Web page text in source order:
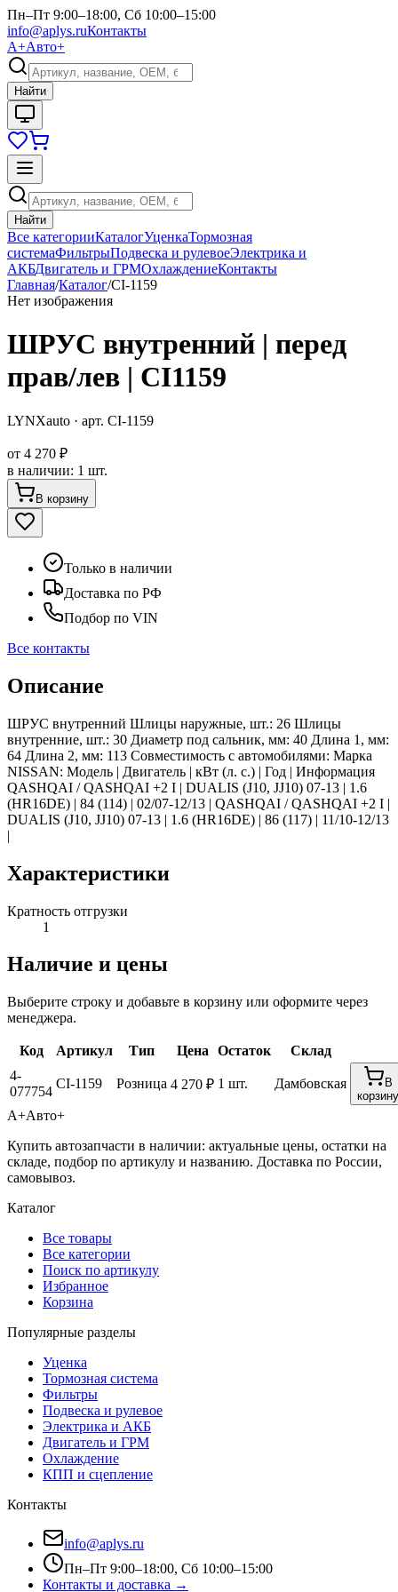
Пн–Пт 9:00–18:00, Сб 10:00–15:00
info@aplys.ruКонтакты
А+Авто+
Найти
Найти
Все категорииКаталогУценкаТормозная
системаФильтрыПодвеска и рулевоеЭлектрика и
АКБДвигатель и ГРМОхлаждениеКонтакты
Главная/Каталог/CI-1159
Нет изображения
ШРУС внутренний | перед
прав/лев | CI1159
LYNXauto · арт. CI-1159
от 4 270 ₽
в наличии: 1 шт.
В корзину
Только в наличии
Доставка по РФ
Подбор по VIN
Все контакты
Описание
ШРУС внутренний Шлицы наружные, шт.: 26 Шлицы
внутренние, шт.: 30 Диаметр под сальник, мм: 40 Длина 1, мм:
64 Длина 2, мм: 113 Совместимость с автомобилями: Марка
NISSAN: Модель | Двигатель | кВт (л. с.) | Год | Информация
QASHQAI / QASHQAI +2 I | DUALIS (J10, JJ10) 07-13 | 1.6
(HR16DE) | 84 (114) | 02/07-12/13 | QASHQAI / QASHQAI +2 I |
DUALIS (J10, JJ10) 07-13 | 1.6 (HR16DE) | 86 (117) | 11/10-12/13
|
Характеристики
Кратность отгрузки
1
Наличие и цены
Выберите строку и добавьте в корзину или оформите через
менеджера.
Код Артикул Тип Цена Остаток
Склад
4-
077754
CI-1159 Розница 4 270 ₽ 1 шт. Дамбовская
В
корзину
А+Авто+
Купить автозапчасти в наличии: актуальные цены, остатки на
складе, подбор по артикулу и названию. Доставка по России,
самовывоз.
Каталог
Все товары
Все категории
Поиск по артикулу
Избранное
Корзина
Популярные разделы
Уценка
Тормозная система
Фильтры
Подвеска и рулевое
Электрика и АКБ
Двигатель и ГРМ
Охлаждение
КПП и сцепление
Контакты
info@aplys.ru
Пн–Пт 9:00–18:00, Сб 10:00–15:00
Контакты и доставка →